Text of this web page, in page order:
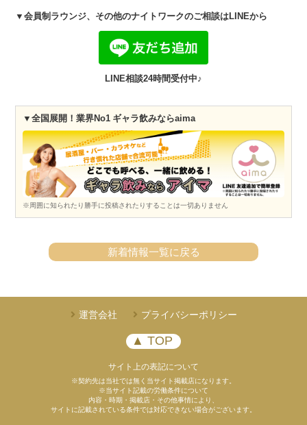
▼会員制ラウンジ、その他のナイトワークのご相談はLINEから
LINE相談24時間受付中♪
▼全国展開！業界No1 ギャラ飲みならaima
※周囲に知られたり勝手に投稿されたりすることは一切ありません
新着情報一覧に戻る
運営会社 プライバシーポリシー
▲ TOP
サイト上の表記について
※契約先は当社では無く当サイト掲載店になります。
※当サイト記載の労働条件について
内容・時期・掲載店・その他事情により、
サイトに記載されている条件では対応できない場合がございます。